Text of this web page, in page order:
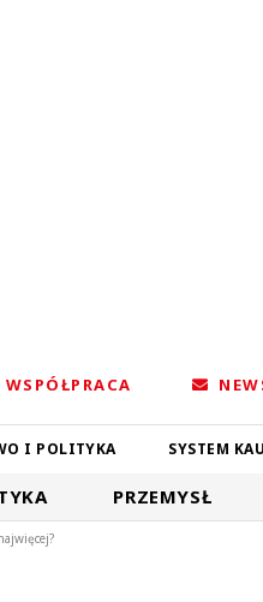
WSPÓŁPRACA
I POLITYKA SYSTEM
PRZEMYSŁ